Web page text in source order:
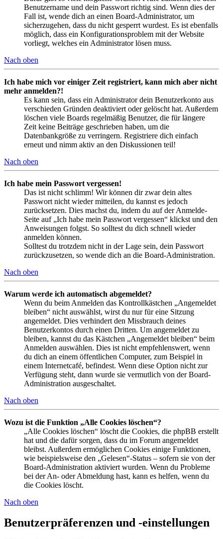
Benutzername und dein Passwort richtig sind. Wenn dies der
Fall ist, wende dich an einen Board-Administrator, um
sicherzugehen, dass du nicht gesperrt wurdest. Es ist ebenfalls
möglich, dass ein Konfigurationsproblem mit der Website
vorliegt, welches ein Administrator lösen muss.
Nach oben
Ich habe mich vor einiger Zeit registriert, kann mich aber nicht
mehr anmelden?!
Es kann sein, dass ein Administrator dein Benutzerkonto aus
verschieden Gründen deaktiviert oder gelöscht hat. Außerdem
löschen viele Boards regelmäßig Benutzer, die für längere
Zeit keine Beiträge geschrieben haben, um die
Datenbankgröße zu verringern. Registriere dich einfach
erneut und nimm aktiv an den Diskussionen teil!
Nach oben
Ich habe mein Passwort vergessen!
Das ist nicht schlimm! Wir können dir zwar dein altes
Passwort nicht wieder mitteilen, du kannst es jedoch
zurücksetzen. Dies machst du, indem du auf der Anmelde-
Seite auf „Ich habe mein Passwort vergessen“ klickst und den
Anweisungen folgst. So solltest du dich schnell wieder
anmelden können.
Solltest du trotzdem nicht in der Lage sein, dein Passwort
zurückzusetzen, so wende dich an die Board-Administration.
Nach oben
Warum werde ich automatisch abgemeldet?
Wenn du beim Anmelden das Kontrollkästchen „Angemeldet
bleiben“ nicht auswählst, wirst du nur für eine Sitzung
angemeldet. Dies verhindert den Missbrauch deines
Benutzerkontos durch einen Dritten. Um angemeldet zu
bleiben, kannst du das Kästchen „Angemeldet bleiben“ beim
Anmelden auswählen. Dies ist nicht empfehlenswert, wenn
du dich an einem öffentlichen Computer, zum Beispiel in
einem Internetcafé, befindest. Wenn diese Option nicht zur
Verfügung steht, dann wurde sie vermutlich von der Board-
Administration ausgeschaltet.
Nach oben
Wozu ist die Funktion „Alle Cookies löschen“?
„Alle Cookies löschen“ löscht die Cookies, die phpBB erstellt
hat und die dafür sorgen, dass du im Forum angemeldet
bleibst. Außerdem ermöglichen Cookies einige Funktionen,
wie beispielsweise den „Gelesen“-Status – sofern sie von der
Board-Administration aktiviert wurden. Wenn du Probleme
bei der An- oder Abmeldung hast, kann es helfen, wenn du
die Cookies löscht.
Nach oben
Benutzerpräferenzen und -einstellungen